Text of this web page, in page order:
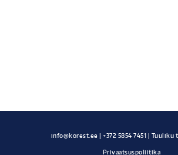
Privaatsuspoliitika